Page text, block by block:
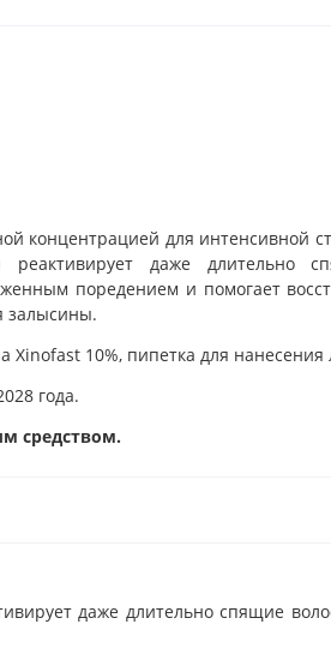
концентрацией для интенсивной
реактивирует даже длительно
поредением и помогает
залысины.
Xinofast 10%, пипетка для нанесения
года.
средством.
даже длительно спящие